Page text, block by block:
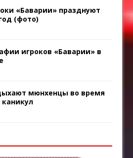
«Баварии» празднуют
(фото)
игроков «Баварии» в
мюнхенцы во время